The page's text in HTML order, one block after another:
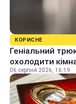
КОРИСНЕ
Геніальний
охолодити
06 серпня 2026, 16:19